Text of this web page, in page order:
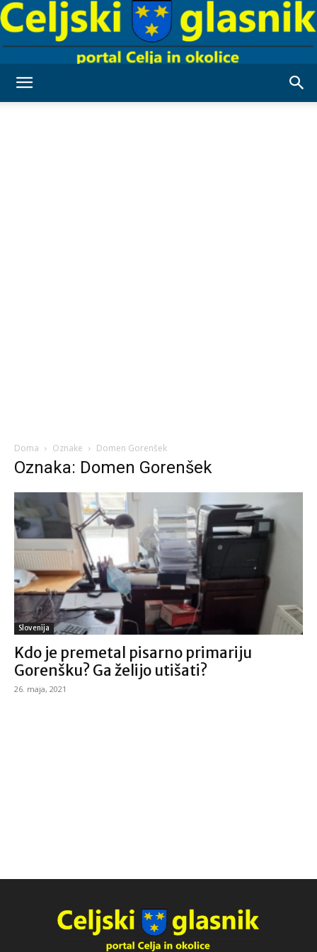
Doma Oznake Domen Gorenšek
Oznaka: Domen Gorenšek
Slovenija
Kdo je premetal pisarno primariju
Gorenšku? Ga želijo utišati?
26. maja, 2021